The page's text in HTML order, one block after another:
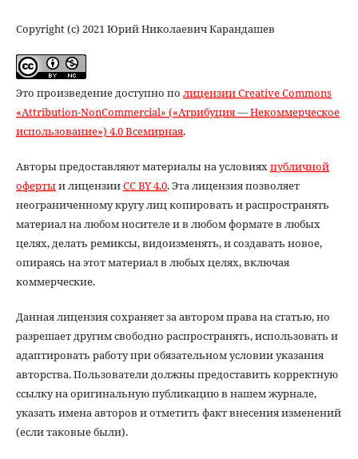
Copyright (c) 2021 Юрий Николаевич Карандашев
Это произведение доступно по лицензии Creative Commons
«Attribution-NonCommercial» («Атрибуция — Некоммерческое
использование») 4.0 Всемирная.
Авторы предоставляют материалы на условияхпубличной
офертыи лицензииCC BY 4.0. Эта лицензия позволяет
неограниченному кругу лиц копировать и распространять
материал на любом носителе и в любом формате в любых
целях, делать ремиксы, видоизменять, и создавать новое,
опираясь на этот материал в любых целях, включая
коммерческие.
Данная лицензия сохраняет за автором права на статью, но
разрешает другим свободно распространять, использовать и
адаптировать работу при обязательном условии указания
авторства. Пользователи должны предоставить корректную
ссылку на оригинальную публикацию в нашем журнале,
указать имена авторов и отметить факт внесения изменений
(если таковые были).